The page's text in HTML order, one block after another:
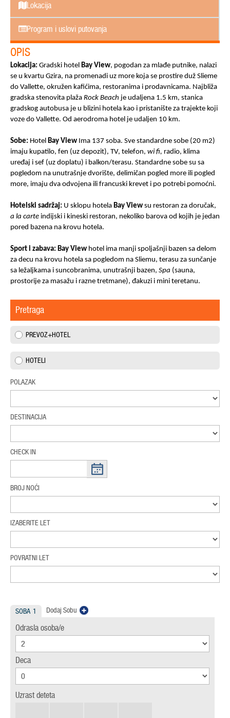
Lokacija
Program i uslovi putovanja
OPIS
Lokacija: Gradski hotel Bay View, pogodan za mlađe putnike, nalazi
se u kvartu Gzira, na promenadi uz more koja se prostire duž Slieme
do Vallette, okružen kafićima, restoranima i prodavnicama. Najbliža
gradska stenovita plaža Rock Beach je udaljena 1.5 km, stanica
gradskog autobusa je u blizini hotela kao i pristanište za trajekte koji
voze do Vallette. Od aerodroma hotel je udaljen 10 km.
Sobe: Hotel Bay View Ima 137 soba. Sve standardne sobe (20 m2)
imaju kupatilo, fen (uz depozit), TV, telefon, wi fi, radio, klima
uređaj i sef (uz doplatu) i balkon/terasu. Standardne sobe su sa
pogledom na unutrašnje dvorište, delimičan pogled more ili pogled
more, imaju dva odvojena ili francuski krevet i po potrebi pomoćni.
Hotelski sadržaj: U sklopu hotela Bay View su restoran za doručak,
a la carte indijski i kineski restoran, nekoliko barova od kojih je jedan
pored bazena na krovu hotela.
Sport i zabava: Bay View hotel ima manji spoljašnji bazen sa delom
za decu na krovu hotela sa pogledom na Sliemu, terasu za sunčanje
sa ležaljkama i suncobranima, unutrašnji bazen, Spa (sauna,
prostorije za masažu i razne tretmane), đakuzi i mini teretanu.
Pretraga
PREVOZ+HOTEL
HOTELI
POLAZAK
DESTINACIJA
CHECK IN
BROJ NOĆI
IZABERITE LET
POVRATNI LET
SOBA 1 Dodaj Sobu
Odrasla osoba/e
Deca
Uzrast deteta